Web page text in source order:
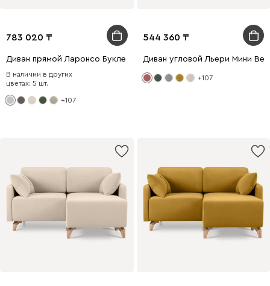
783 020
Диван прямой Ларонсо Букле Молочно-серый
В наличии в других
цветах: 5 шт.
+107
544 360
Диван угловой Льери Мини
+107